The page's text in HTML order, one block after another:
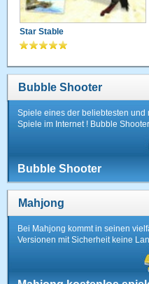
Star Stable
Bubble Shooter
Spiele eines der beliebtesten und
Spiele im Internet ! Bubble
Bubble Shooter
Mahjong
Bei Mahjong kommt in seinen
Versionen mit Sicherheit keine